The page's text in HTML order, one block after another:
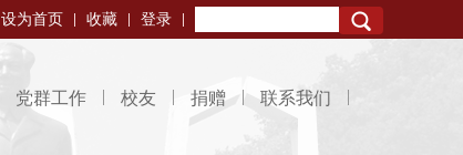
设为首页 收藏 登录
党群工作 校友 捐赠 联系我们